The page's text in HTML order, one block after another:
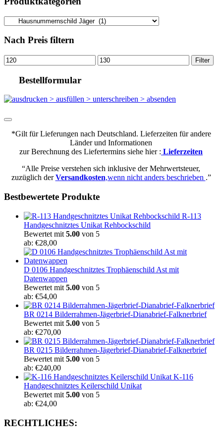
Nach Preis filtern
Min.
Preis
Max.
Preis
Filter
Bestellformular
*Gilt für Lieferungen nach Deutschland. Lieferzeiten für andere
Länder und Informationen
zur Berechnung des Liefertermins siehe hier : Lieferzeiten
“Alle Preise verstehen sich inklusive der Mehrwertsteuer,
zuzüglich derVersandkosten,wenn nicht anders beschrieben .”
Bestbewertete Produkte
R-113
Handgeschnitztes Unikat Rehbockschild
Bewertet mit 5.00 von 5
ab: €28,00
D 0106 Handgeschnitztes Trophäenschild Ast mit
Datenwappen
Bewertet mit 5.00 von 5
ab: €54,00
BR 0214 Bilderrahmen-Jägerbrief-Dianabrief-Falknerbrief
Bewertet mit 5.00 von 5
ab: €270,00
BR 0215 Bilderrahmen-Jägerbrief-Dianabrief-Falknerbrief
Bewertet mit 5.00 von 5
ab: €240,00
K-116
Handgeschnitztes Keilerschild Unikat
Bewertet mit 5.00 von 5
ab: €24,00
RECHTLICHES: